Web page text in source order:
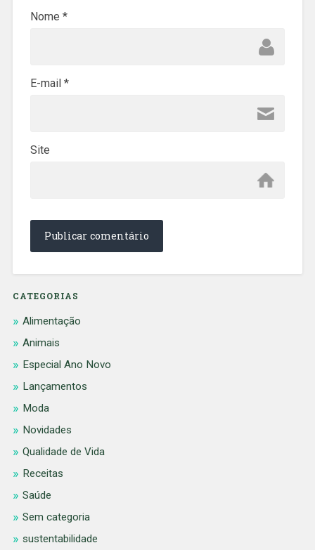
Nome *
E-mail *
Site
CATEGORIAS
Alimentação
Animais
Especial Ano Novo
Lançamentos
Moda
Novidades
Qualidade de Vida
Receitas
Saúde
Sem categoria
sustentabilidade